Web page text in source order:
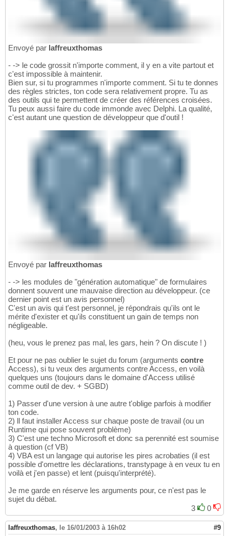
Envoyé par laffreuxthomas
- -> le code grossit n'importe comment, il y en a vite partout et
c'est impossible à maintenir.
Bien sur, si tu programmes n'importe comment. Si tu te donnes
des règles strictes, ton code sera relativement propre. Tu as
des outils qui te permettent de créer des références croisées.
Tu peux aussi faire du code immonde avec Delphi. La qualité,
c'est autant une question de développeur que d'outil !
Envoyé par laffreuxthomas
- -> les modules de "génération automatique" de formulaires
donnent souvent une mauvaise direction au développeur. (ce
dernier point est un avis personnel)
C'est un avis qui t'est personnel, je répondrais qu'ils ont le
mérite d'exister et qu'ils constituent un gain de temps non
négligeable.
(heu, vous le prenez pas mal, les gars, hein ? On discute ! )
Et pour ne pas oublier le sujet du forum (arguments contre
Access), si tu veux des arguments contre Access, en voilà
quelques uns (toujours dans le domaine d'Access utilisé
comme outil de dev. + SGBD)
1) Passer d'une version à une autre t'oblige parfois à modifier
ton code.
2) ll faut installer Access sur chaque poste de travail (ou un
Runtime qui pose souvent problème)
3) C'est une techno Microsoft et donc sa perennité est soumise
à question (cf VB)
4) VBA est un langage qui autorise les pires acrobaties (il est
possible d'omettre les déclarations, transtypage à en veux tu en
voilà et j'en passe) et lent (puisqu'interprété).
Je me garde en réserve les arguments pour, ce n'est pas le
sujet du débat.
3
0
laffreuxthomas, le 16/01/2003 à 16h02 #9